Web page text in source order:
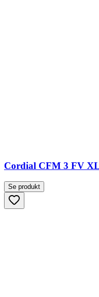
Cordial CFM 3 FV
Se produkt